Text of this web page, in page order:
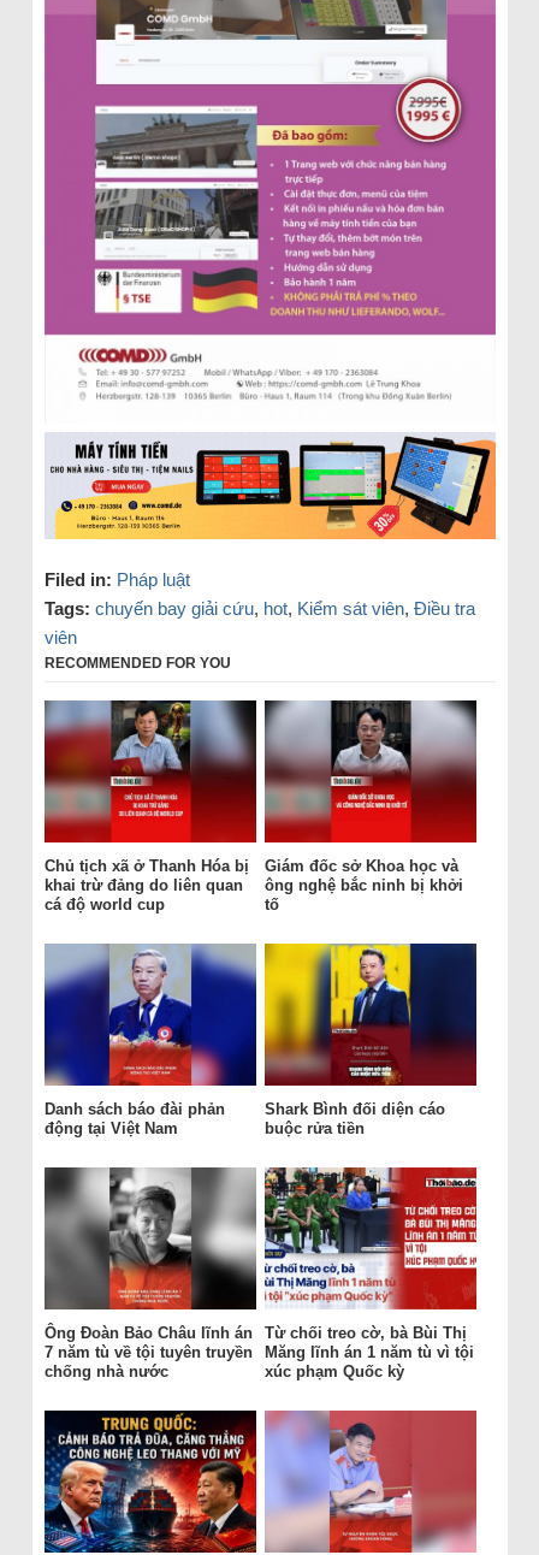
Filed in: Pháp luật
Tags: chuyến bay giải cứu, hot, Kiểm sát viên, Điều tra
viên
RECOMMENDED FOR YOU
Chủ tịch xã ở Thanh Hóa bị
khai trừ đảng do liên quan
cá độ world cup
Giám đốc sở Khoa học và
ông nghệ bắc ninh bị khởi
tố
Danh sách báo đài phản
động tại Việt Nam
Shark Bình đối diện cáo
buộc rửa tiền
Ông Đoàn Bảo Châu lĩnh án
7 năm tù về tội tuyên truyền
chống nhà nước
Từ chối treo cờ, bà Bùi Thị
Măng lĩnh án 1 năm tù vì tội
xúc phạm Quốc kỳ